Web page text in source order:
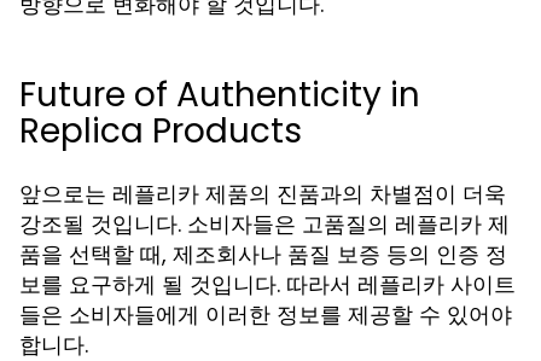
Future of Authenticity in
Replica Products
앞으로는 레플리카 제품의 진품과의 차별점이 더욱
강조될 것입니다. 소비자들은 고품질의 레플리카 제
품을 선택할 때, 제조회사나 품질 보증 등의 인증 정
보를 요구하게 될 것입니다. 따라서 레플리카 사이트
들은 소비자들에게 이러한 정보를 제공할 수 있어야
합니다.